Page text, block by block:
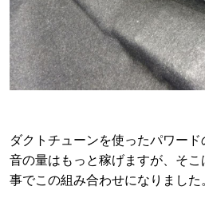
ダクトチューンを使ったパワー
音の量はもっと稼げますが、そこ
事でこの組み合わせになりました